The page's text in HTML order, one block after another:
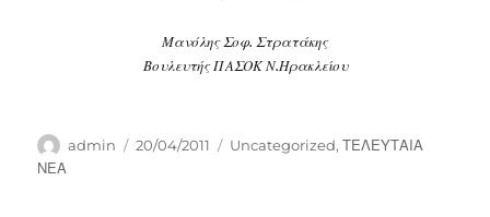
Μανόλης Σοφ. Στρατάκης
Βουλευτής ΠΑΣΟΚ Ν.Ηρακλείου
Author
admin
Posted
20/04/2011 Categories
Uncategorized,ΤΕΛΕΥΤΑΙΑ
ΝΕΑ